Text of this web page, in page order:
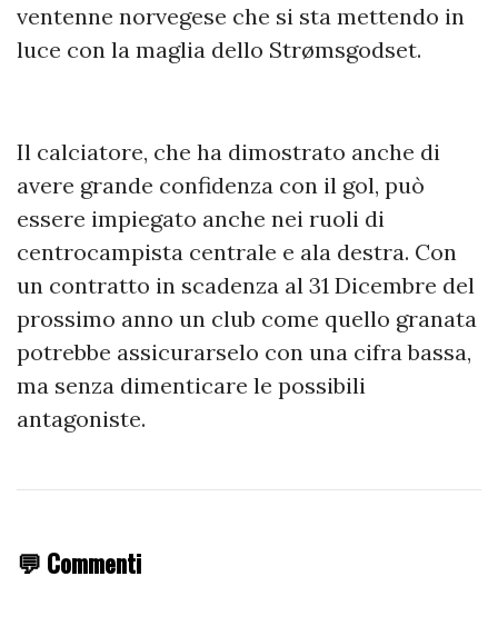
ventenne norvegese che si sta mettendo in
luce con la maglia dello Strømsgodset.
Il calciatore, che ha dimostrato anche di
avere grande confidenza con il gol, può
essere impiegato anche nei ruoli di
centrocampista centrale e ala destra. Con
un contratto in scadenza al 31 Dicembre del
prossimo anno un club come quello granata
potrebbe assicurarselo con una cifra bassa,
ma senza dimenticare le possibili
antagoniste.
💬 Commenti